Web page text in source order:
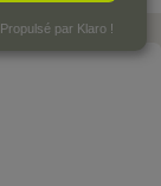
Propulsé par Klaro !